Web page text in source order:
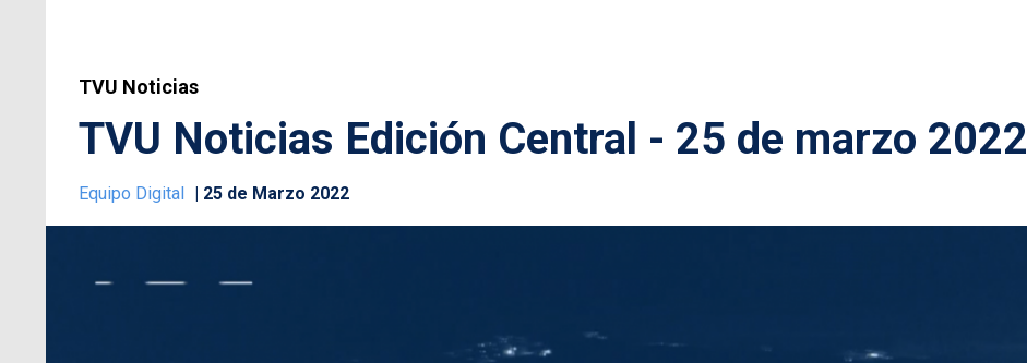
TVU Noticias
TVU Noticias Edición Central - 25 de marzo 2022
Equipo Digital 25 de Marzo 2022